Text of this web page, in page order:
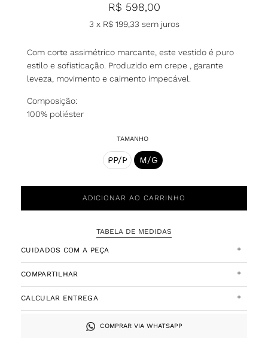
R$ 598,00
3 x R$199,33 sem juros
Com corte assimétrico marcante, este vestido é puro
estilo e sofisticação. Produzido em crepe , garante
leveza, movimento e caimento impecável.
Composição:
100% poliéster
TAMANHO
PP/P M/G
ADICIONAR AO CARRINHO
TABELA DE MEDIDAS
CUIDADOS COM A PEÇA +
COMPARTILHAR +
CALCULAR ENTREGA +
COMPRAR VIA WHATSAPP